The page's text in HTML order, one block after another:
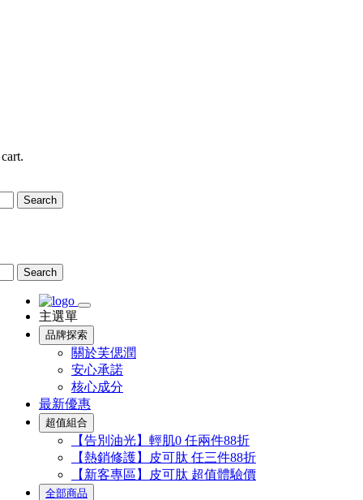
Search
Search
主選單
品牌探索
關於芙偲潤
安心承諾
核心成分
最新優惠
超值組合
【告別油光】輕肌0 任兩件88折
【熱銷修護】皮可肽 任三件88折
【新客專區】皮可肽 超值體驗價
全部商品